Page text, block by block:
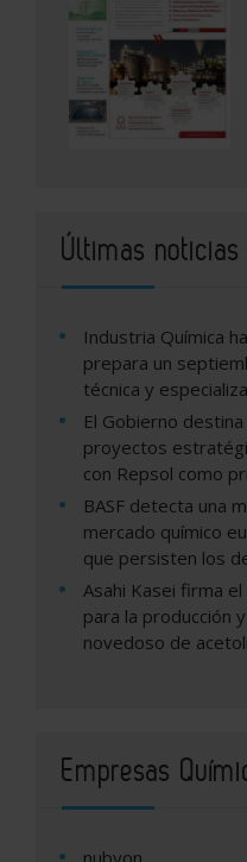
Últimas noticias
Industria Química
prepara un
técnica y
El Gobierno
proyectos
con Repsol como
BASF detecta una
mercado químico
que persisten los
Asahi Kasei firma
para la producción
novedoso de
Empresas
nubyon